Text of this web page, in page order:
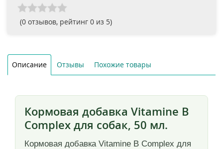
(0 отзывов, рейтинг 0 из 5)
Описание Отзывы Похожие товары
Кормовая добавка Vitamine B
Complex для собак, 50 мл.
Кормовая добавка Vitamine B Complex для